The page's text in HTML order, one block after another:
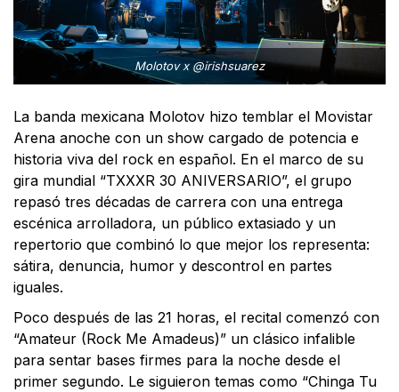
Molotov x @irishsuarez
La banda mexicana Molotov hizo temblar el Movistar
Arena anoche con un show cargado de potencia e
historia viva del rock en español. En el marco de su
gira mundial “TXXXR 30 ANIVERSARIO”, el grupo
repasó tres décadas de carrera con una entrega
escénica arrolladora, un público extasiado y un
repertorio que combinó lo que mejor los representa:
sátira, denuncia, humor y descontrol en partes
iguales.
Poco después de las 21 horas, el recital comenzó con
“Amateur (Rock Me Amadeus)” un clásico infalible
para sentar bases firmes para la noche desde el
primer segundo. Le siguieron temas como “Chinga Tu